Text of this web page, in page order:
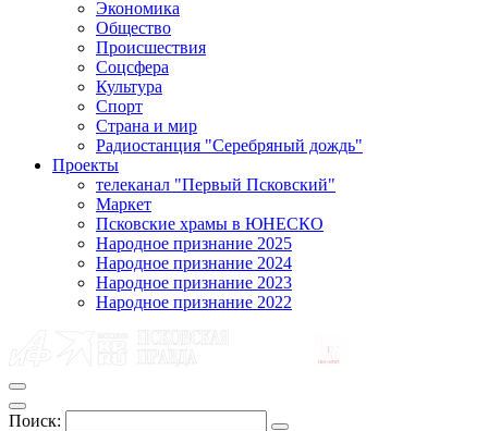
Экономика
Общество
Происшествия
Соцсфера
Культура
Спорт
Страна и мир
Радиостанция "Серебряный дождь"
Проекты
телеканал "Первый Псковский"
Маркет
Псковские храмы в ЮНЕСКО
Народное признание 2025
Народное признание 2024
Народное признание 2023
Народное признание 2022
Поиск: